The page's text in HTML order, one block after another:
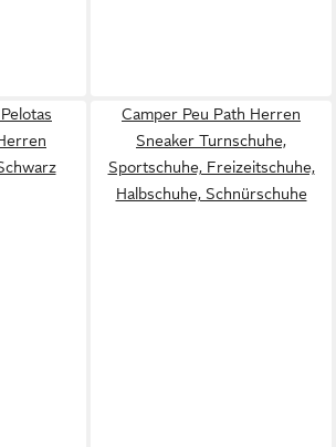
Camper Peu Path Herren
Sneaker Turnschuhe,
Sportschuhe, Freizeitschuhe,
Halbschuhe, Schnürschuhe